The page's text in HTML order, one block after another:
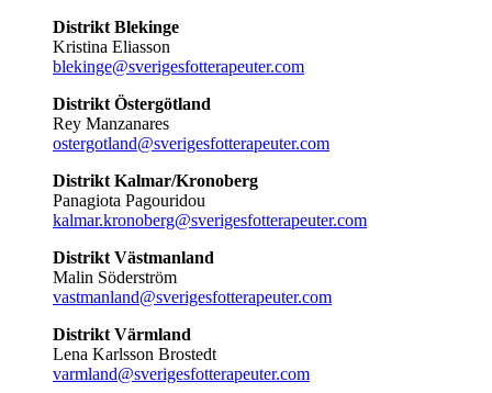
Distrikt Blekinge
Kristina Eliasson
blekinge@sverigesfotterapeuter.com
Distrikt Östergötland
Rey Manzanares
ostergotland@sverigesfotterapeuter.com
Distrikt Kalmar/Kronoberg
Panagiota Pagouridou
kalmar.kronoberg@sverigesfotterapeuter.com
Distrikt Västmanland
Malin Söderström
vastmanland@sverigesfotterapeuter.com
Distrikt Värmland
Lena Karlsson Brostedt
varmland@sverigesfotterapeuter.com